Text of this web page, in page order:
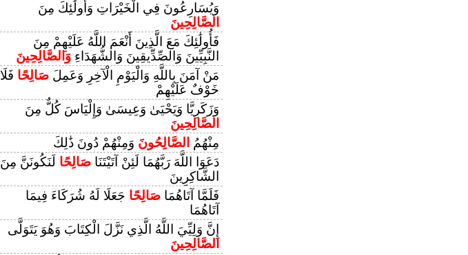
وَيُسَارِعُونَ فِي الْخَيْرَاتِ وَأُولَٰئِكَ مِنَ
الصَّالِحِينَ
فَأُولَٰئِكَ مَعَ الَّذِينَ أَنْعَمَ اللَّهُ عَلَيْهِمْ مِنَ
النَّبِيِّينَ وَالصِّدِّيقِينَ وَالشُّهَدَاءِ وَالصَّالِحِينَ
مَنْ آمَنَ بِاللَّهِ وَالْيَوْمِ الْآخِرِ وَعَمِلَ صَالِحًا فَلَا
خَوْفٌ عَلَيْهِمْ
وَزَكَرِيَّا وَيَحْيَىٰ وَعِيسَىٰ وَإِلْيَاسَ كُلٌّ مِنَ
الصَّالِحِينَ
مِنْهُمُ الصَّالِحُونَ وَمِنْهُمْ دُونَ ذَٰلِكَ
دَعَوَا اللَّهَ رَبَّهُمَا لَئِنْ آتَيْتَنَا صَالِحًا لَنَكُونَنَّ مِنَ
الشَّاكِرِينَ
فَلَمَّا آتَاهُمَا صَالِحًا جَعَلَا لَهُ شُرَكَاءَ فِيمَا
آتَاهُمَا
إِنَّ وَلِيِّيَ اللَّهُ الَّذِي نَزَّلَ الْكِتَابَ وَهُوَ يَتَوَلَّى
الصَّالِحِينَ